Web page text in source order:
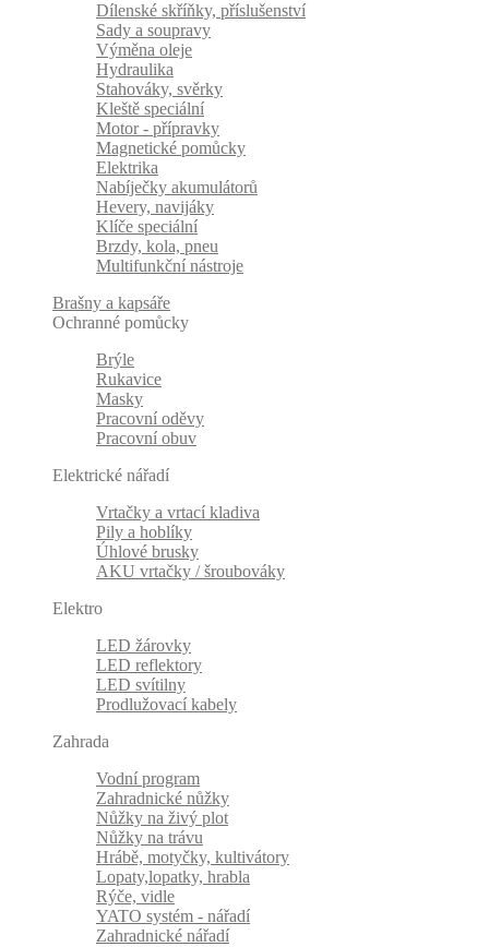
Dílenské skříňky, příslušenství
Sady a soupravy
Výměna oleje
Hydraulika
Stahováky, svěrky
Kleště speciální
Motor - přípravky
Magnetické pomůcky
Elektrika
Nabíječky akumulátorů
Hevery, navijáky
Klíče speciální
Brzdy, kola, pneu
Multifunkční nástroje
Brašny a kapsáře
Ochranné pomůcky
Brýle
Rukavice
Masky
Pracovní oděvy
Pracovní obuv
Elektrické nářadí
Vrtačky a vrtací kladiva
Pily a hoblíky
Úhlové brusky
AKU vrtačky / šroubováky
Elektro
LED žárovky
LED reflektory
LED svítilny
Prodlužovací kabely
Zahrada
Vodní program
Zahradnické nůžky
Nůžky na živý plot
Nůžky na trávu
Hrábě, motyčky, kultivátory
Lopaty,lopatky, hrabla
Rýče, vidle
YATO systém - nářadí
Zahradnické nářadí